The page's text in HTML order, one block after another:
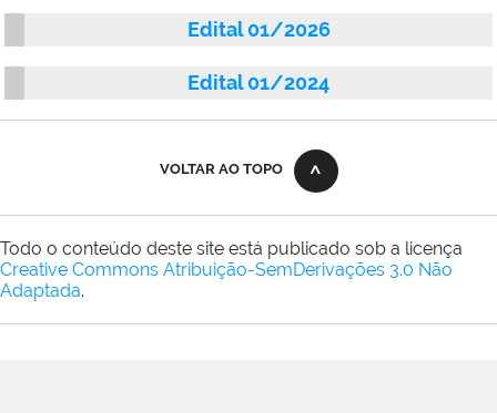
Edital 01/2026
Edital 01/2024
VOLTAR AO TOPO
Todo o conteúdo deste site está publicado sob a licença
Creative Commons Atribuição-SemDerivações 3.0 Não
Adaptada.